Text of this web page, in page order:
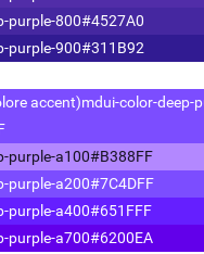
purple-800#4527A0
purple-900#311B92
accent)mdui-color-deep-
purple-a100#B388FF
purple-a200#7C4DFF
purple-a400#651FFF
purple-a700#6200EA